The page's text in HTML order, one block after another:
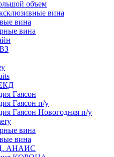
объем
вина
вина
вина
Гаясон
Гаясон п/у
Гаясон Новогодняя п/у
вина
вина
АНАИС